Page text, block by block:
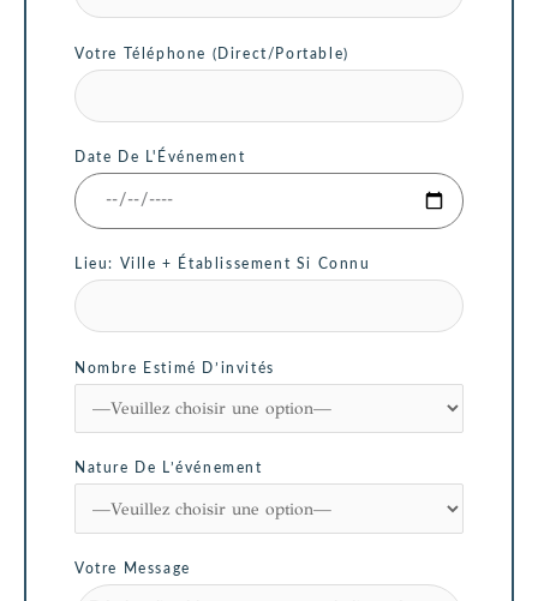
Votre Téléphone (Direct/Portable)
Date De L'Événement
Lieu: Ville + Établissement Si Connu
Nombre Estimé D’invités
Nature De L’événement
Votre Message